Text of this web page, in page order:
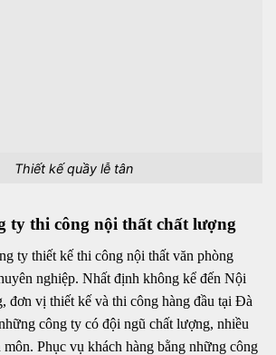
Thiết kế quầy lễ tân
ty thi công nội thất chất lượng
ty thiết kế thi công nội thất văn phòng
nghiệp. Nhất định không kể đến Nội
đơn vị thiết kế và thi công hàng đầu tại Đà
công ty có đội ngũ chất lượng, nhiều
Phục vụ khách hàng bằng những công